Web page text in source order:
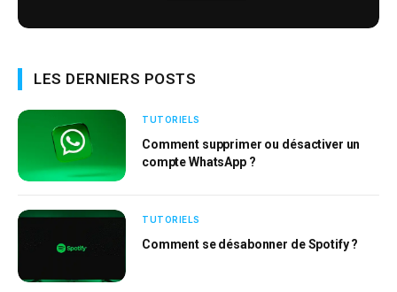
LES DERNIERS POSTS
TUTORIELS
Comment supprimer ou désactiver un
compte WhatsApp ?
TUTORIELS
Comment se désabonner de Spotify ?